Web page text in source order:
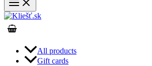
All products
Gift cards